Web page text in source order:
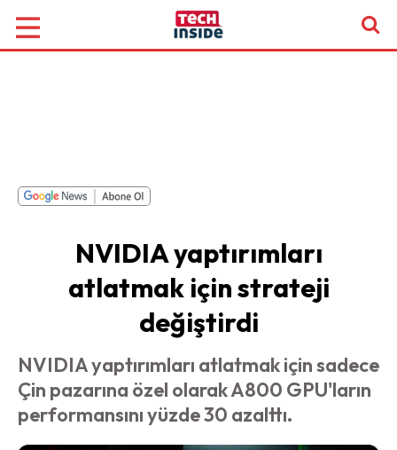
NVIDIA yaptırımları
atlatmak için strateji
değiştirdi
NVIDIA yaptırımları atlatmak için sadece
Çin pazarına özel olarak A800 GPU'ların
performansını yüzde 30 azalttı.